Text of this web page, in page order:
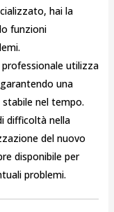
hai la
funzioni
utilizza
una
nel tempo.
difficoltà nella
del nuovo
disponibile per
problemi.